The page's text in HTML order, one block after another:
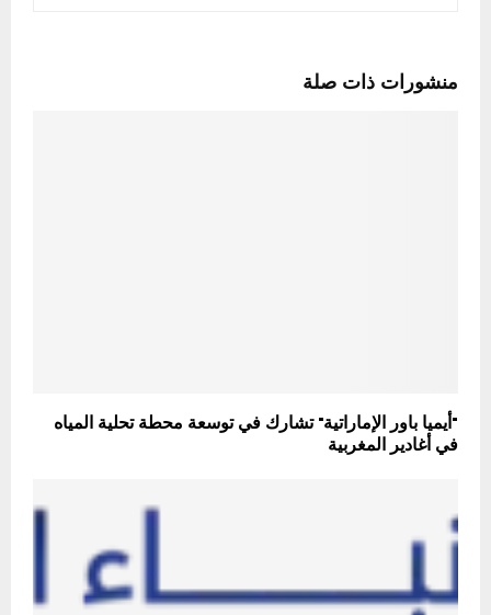
منشورات ذات صلة
"أيميا باور الإماراتية" تشارك في توسعة محطة تحلية المياه
في أغادير المغربية